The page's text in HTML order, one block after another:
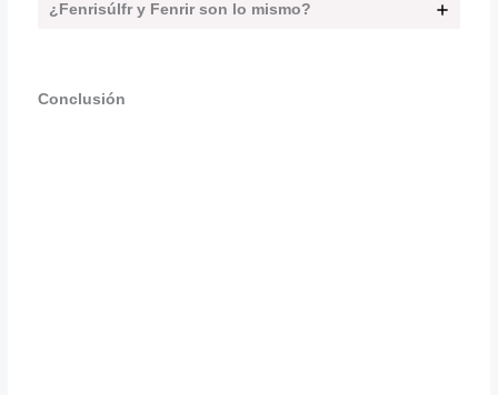
¿Fenrisúlfr y Fenrir son lo mismo?
Conclusión